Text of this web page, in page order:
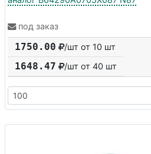
под заказ
1750.00 /шт от 10 шт
1648.47 /шт от 40 шт